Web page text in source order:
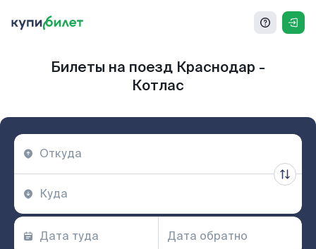
Билеты на поезд Краснодар -
Котлас